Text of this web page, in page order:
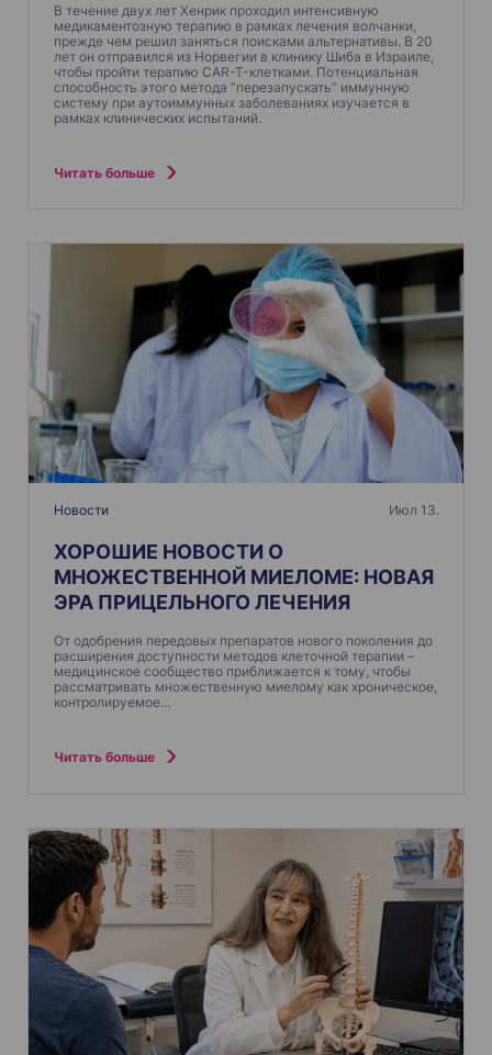
В течение двух лет Хенрик проходил интенсивную
медикаментозную терапию в рамках лечения волчанки,
прежде чем решил заняться поисками альтернативы. В 20
лет он отправился из Норвегии в клинику Шиба в Израиле,
чтобы пройти терапию CAR-T-клетками. Потенциальная
способность этого метода “перезапускать” иммунную
систему при аутоиммунных заболеваниях изучается в
рамках клинических испытаний.
Читать больше
Новости Июл 13.
ХОРОШИЕ НОВОСТИ О
МНОЖЕСТВЕННОЙ МИЕЛОМЕ: НОВАЯ
ЭРА ПРИЦЕЛЬНОГО ЛЕЧЕНИЯ
От одобрения передовых препаратов нового поколения до
расширения доступности методов клеточной терапии –
медицинское сообщество приближается к тому, чтобы
рассматривать множественную миелому как хроническое,
контролируемое…
Читать больше